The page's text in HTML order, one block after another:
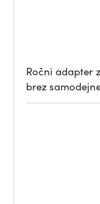
Ročni adapter
brez